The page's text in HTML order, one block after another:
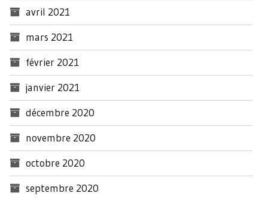
avril 2021
mars 2021
février 2021
janvier 2021
décembre 2020
novembre 2020
octobre 2020
septembre 2020